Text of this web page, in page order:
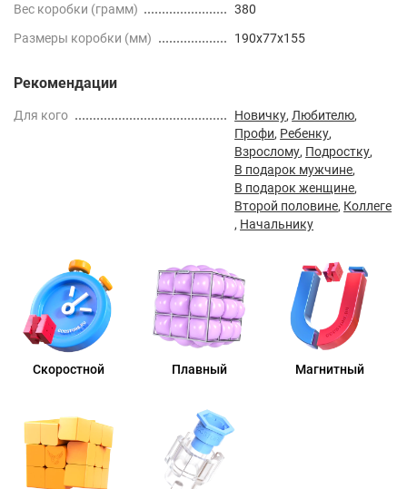
Вес коробки (грамм)
380
Размеры коробки (мм)
190x77x155
Рекомендации
Для кого Новичку, Любителю,
Профи, Ребенку,
Взрослому, Подростку,
В подарок мужчине,
В подарок женщине,
Второй половине, Коллеге
, Начальнику
Скоростной Плавный Магнитный